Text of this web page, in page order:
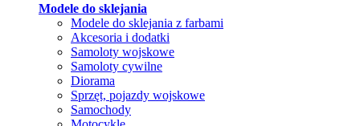
Modele do sklejania
Modele do sklejania z farbami
Akcesoria i dodatki
Samoloty wojskowe
Samoloty cywilne
Diorama
Sprzęt, pojazdy wojskowe
Samochody